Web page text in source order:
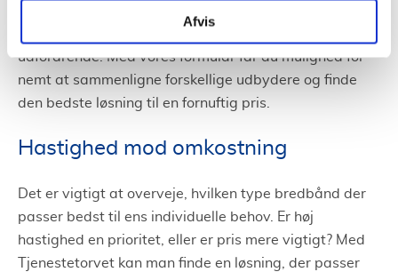
Afvis
udfordrende. Med vores formular får du mulighed for
nemt at sammenligne forskellige udbydere og finde
den bedste løsning til en fornuftig pris.
Hastighed mod omkostning
Det er vigtigt at overveje, hvilken type bredbånd der
passer bedst til ens individuelle behov. Er høj
hastighed en prioritet, eller er pris mere vigtigt? Med
Tjenestetorvet kan man finde en løsning, der passer